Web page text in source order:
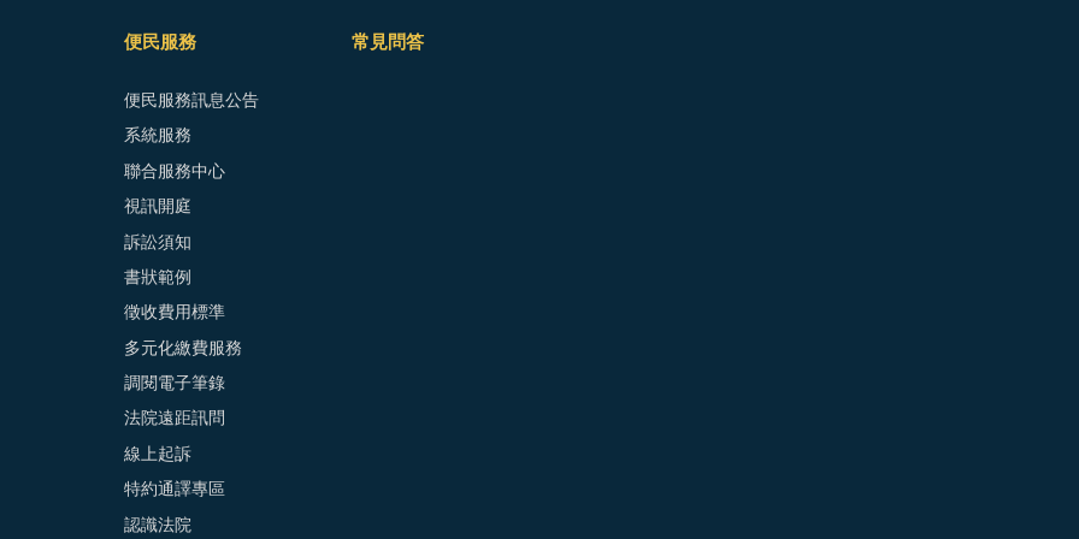
便民服務
便民服務訊息公告
系統服務
聯合服務中心
視訊開庭
訴訟須知
書狀範例
徵收費用標準
多元化繳費服務
調閱電子筆錄
法院遠距訊問
線上起訴
特約通譯專區
認識法院
常見問答